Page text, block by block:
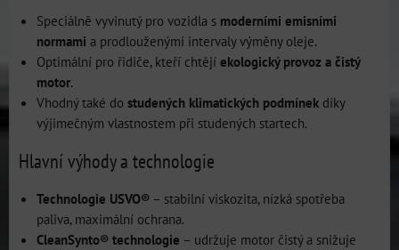
Speciálně vyvinutý pro vozidla s moderními emisními
normami a prodlouženými intervaly výměny oleje.
Optimální pro řidiče, kteří chtějí ekologický provoz a čistý
motor.
Vhodný také do studených klimatických podmínek díky
výjimečným vlastnostem při studených startech.
Hlavní výhody a technologie
Technologie USVO® – stabilní viskozita, nízká spotřeba
paliva, maximální ochrana.
CleanSynto® technologie – udržuje motor čistý a snižuje